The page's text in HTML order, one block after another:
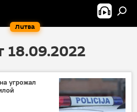
Литва
18.09.2022
угрожал